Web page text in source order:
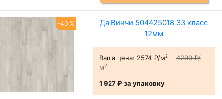
-40 %
Да Винчи 504425018 33 класс
12мм
Ваша цена: 2574 ₽/м2
4290 ₽/
м2
1 927 ₽за упаковку